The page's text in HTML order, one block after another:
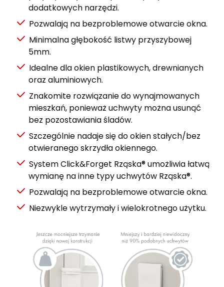
dodatkowych narzędzi.
Pozwalają na bezproblemowe otwarcie okna.
Minimalna głębokość listwy przyszybowej
5mm.
Idealne dla okien plastikowych, drewnianych
oraz aluminiowych.
Znakomite rozwiązanie do wynajmowanych
mieszkań, ponieważ uchwyty można usunąć
bez pozostawiania śladów.
Szczególnie nadaje się do okien stałych/bez
otwieranego skrzydła okiennego.
System Click&Forget Rząska® umożliwia łatwą
wymianę na inne typy uchwytów Rząska®.
Pozwalają na bezproblemowe otwarcie okna.
Niezwykle wytrzymały i wielokrotnego użytku.